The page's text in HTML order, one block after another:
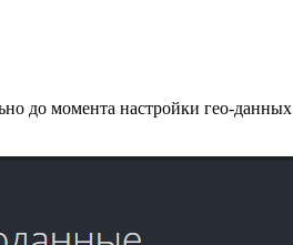
до момента настройки гео-данных